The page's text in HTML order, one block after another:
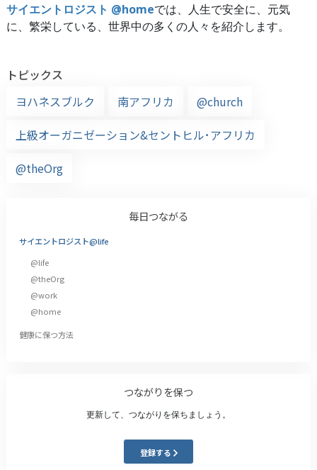
サイエントロジスト @homeでは、人生で安全に、元気
に、繁栄している、世界中の多くの人々を紹介します。
トピックス
ヨハネスブルク
南アフリカ
@church
上級オーガニゼーション&セントヒル･アフリカ
@theOrg
毎日つながる
サイエントロジスト@life
@life
@theOrg
@work
@home
健康に保つ方法
つながりを保つ
更新して、つながりを保ちましょう。
登録する